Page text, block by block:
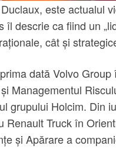
este actualul
îl descrie ca fiind un
cât și
dată Volvo
Managementul
grupului Holcim. Din
Renault Truck în
și Apărare a